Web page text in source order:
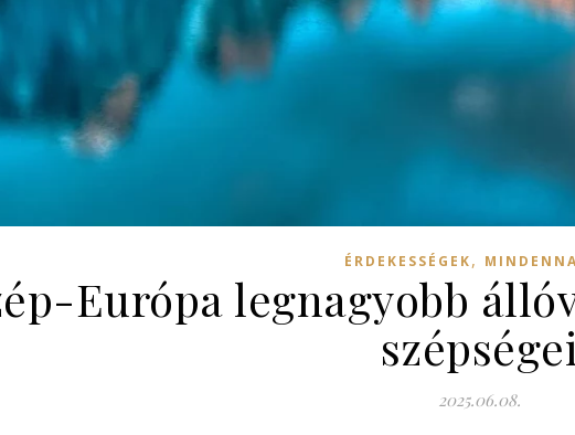
ÉRDEKESSÉGEK,
Európa legnagyobb
szépségei
2025.06.08.